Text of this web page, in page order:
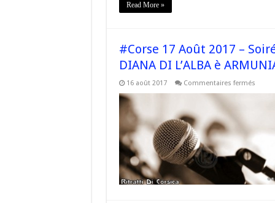
Read More »
#Corse 17 Août 2017 –
DIANA DI L’ALBA è
16 août 2017 Commentaires ferméssur
soutien
–
cù